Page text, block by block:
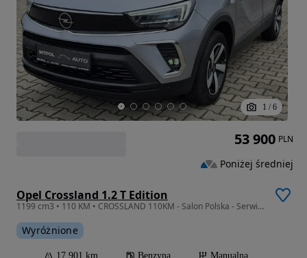
1 / 6
Opel Crossland 1.2 T Edition
1199 cm3 • 110 KM • CROSSLAND 110KM - Salon Polska - Serwisowany w ASO - 17900km -
Wyróżnione
17 901 km Benzyna
Manualna
53 900 PLN
Poniżej średniej